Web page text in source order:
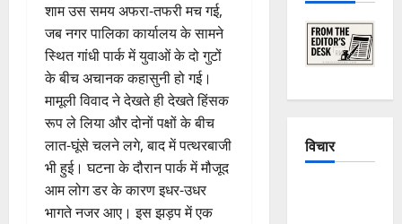
शाम उस समय अफरा-तफरी मच गई,
जब नगर पालिका कार्यालय के सामने
स्थित गांधी पार्क में युवाओं के दो गुटों
के बीच अचानक कहासुनी हो गई।
मामूली विवाद ने देखते ही देखते हिंसक
रूप ले लिया और दोनों पक्षों के बीच
लात-घूंसे चलने लगे, बाद में पत्थरबाजी
भी हुई। घटना के दौरान पार्क में मौजूद
आम लोग डर के कारण इधर-उधर
भागते नजर आए। इस झड़प में एक
विचार